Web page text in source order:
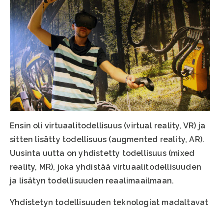
Ensin oli virtuaalitodellisuus (virtual reality, VR) ja
sitten lisätty todellisuus (augmented reality, AR).
Uusinta uutta on yhdistetty todellisuus (mixed
reality, MR), joka yhdistää virtuaalitodellisuuden
ja lisätyn todellisuuden reaalimaailmaan.
Yhdistetyn todellisuuden teknologiat madaltavat